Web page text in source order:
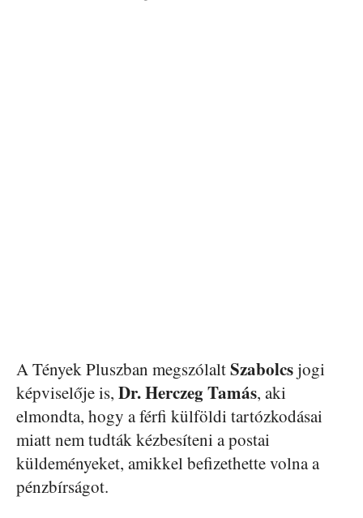
A Tények Pluszban megszólaltSzabolcsjogi
képviselője is, Dr. Herczeg Tamás, aki
elmondta, hogy a férfi külföldi tartózkodásai
miatt nem tudták kézbesíteni a postai
küldeményeket, amikkel befizethette volna a
pénzbírságot.